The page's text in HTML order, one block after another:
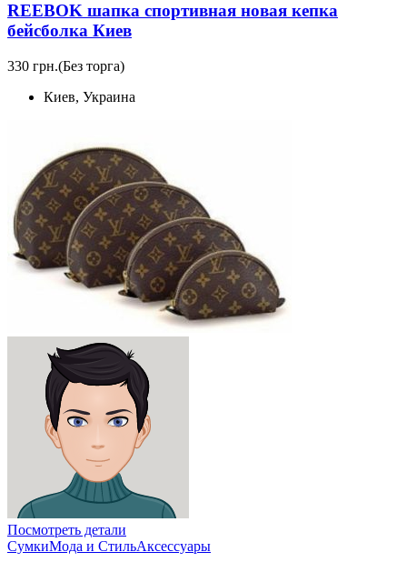
REEBOK шапка спортивная новая кепка
бейсболка Киев
330 грн.(Без торга)
Киев, Украина
Посмотреть детали
СумкиМода и СтильАксессуары